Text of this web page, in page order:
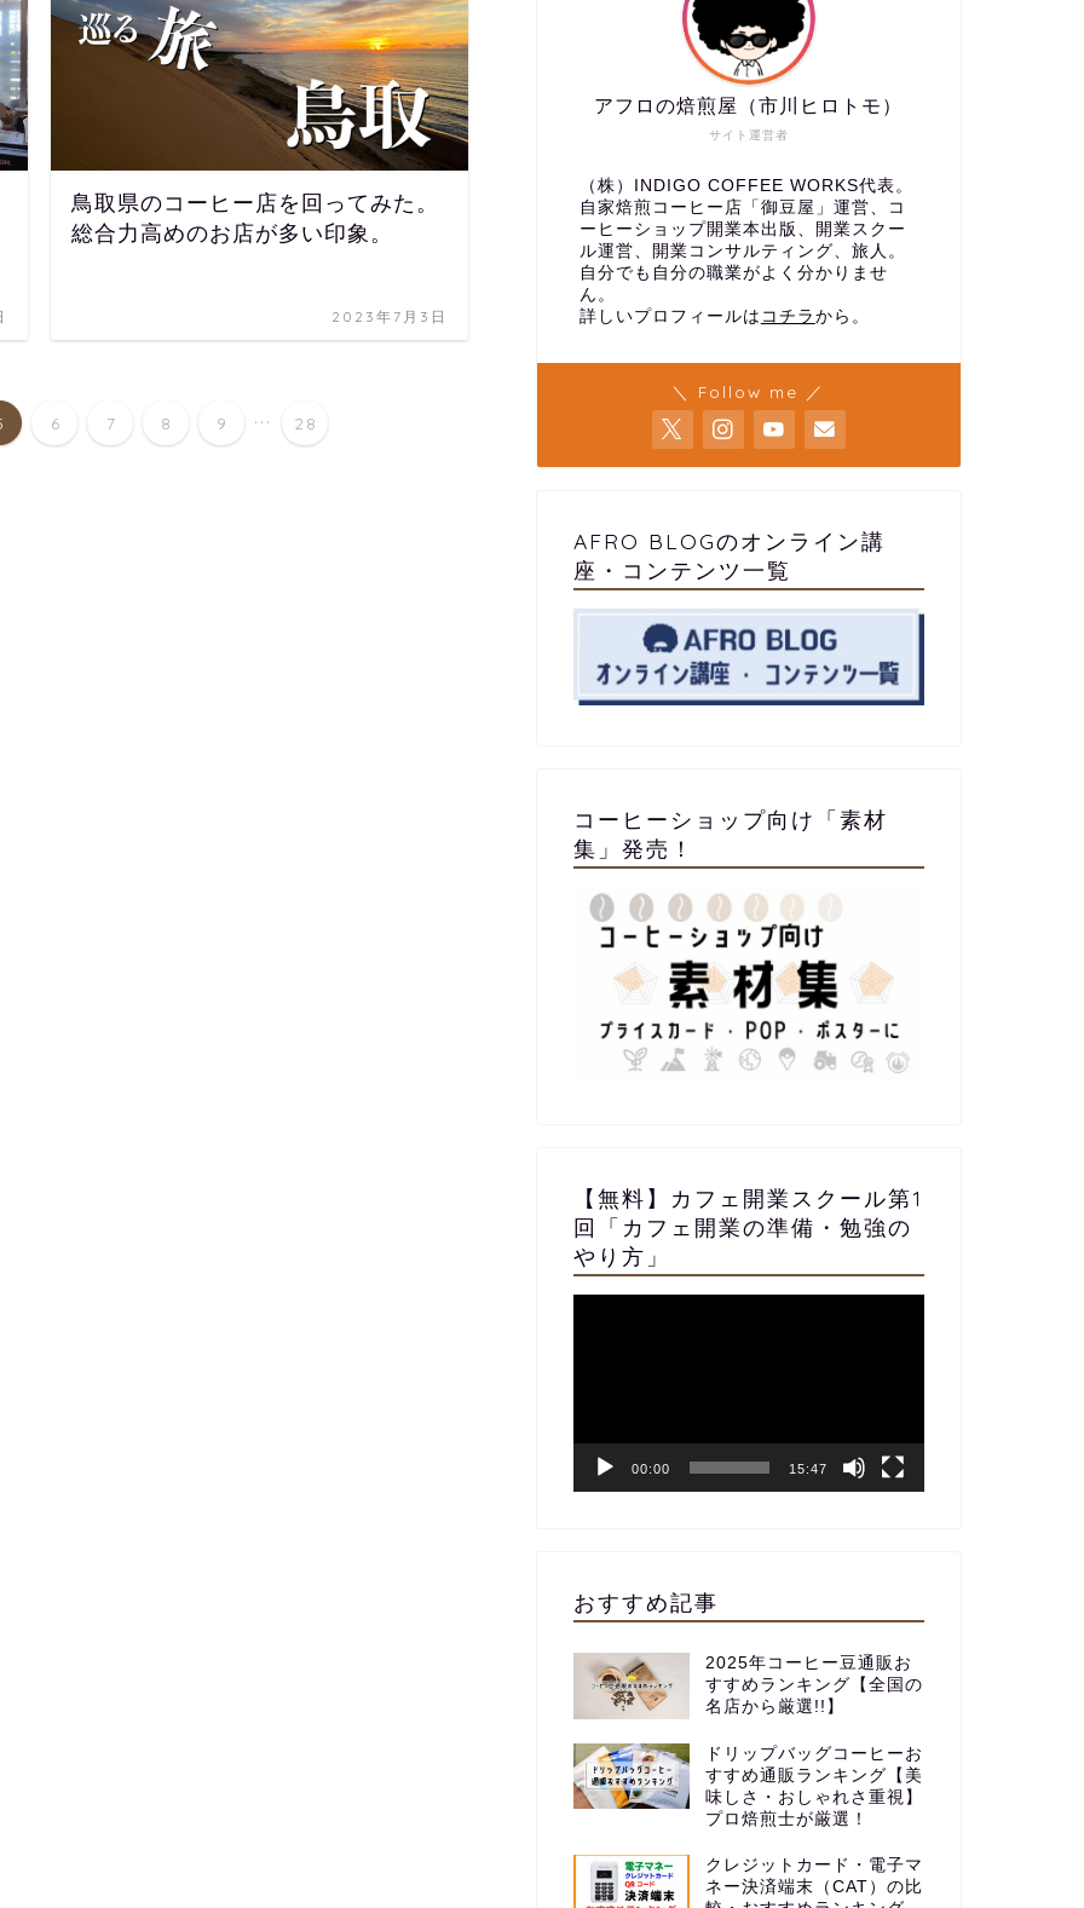
鳥取県のコーヒー店を回ってみた。
総合力高めのお店が多い印象。
2023年7月3日
6 7 8 9 ... 28
【2025年版】小さなカフェ開業にお
すすめの本15選｜現役カフェオーナ
ーが厳選！
サイト運営者
アフロの焙煎屋（市川ヒロトモ）
（株）INDIGO COFFEE WORKS代表。
自家焙煎コーヒー店「御豆屋」運営、コ
ーヒーショップ開業本出版、開業スクー
ル運営、開業コンサルティング、旅人。
自分でも自分の職業がよく分かりませ
ん。
詳しいプロフィールは コチラ から。
＼ Follow me ／
AFRO BLOGのオンライン講
座・コンテンツ一覧
コーヒーショップ向け「素材
集」発売！
【無料】カフェ開業スクール第1
回「カフェ開業の準備・勉強の
やり方」
00:00 15:47
おすすめ記事
2025年コーヒー豆通販お
すすめランキング【全国の
名店から厳選!!】
ドリップバッグコーヒーお
すすめ通販ランキング【美
味しさ・おしゃれさ重視】
プロ焙煎士が厳選！
クレジットカード・電子マ
ネー決済端末（CAT）の比